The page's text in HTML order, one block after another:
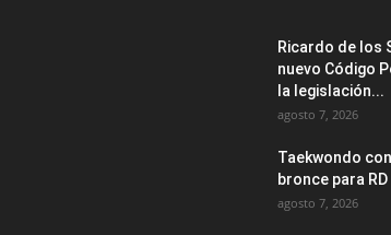
Ricardo de los
nuevo Código
la legislación...
agosto 7, 2026
Taekwondo
bronce para RD
agosto 7, 2026